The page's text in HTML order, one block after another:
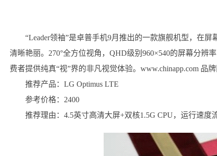
“Leader领袖”是卓普手机9月推出的一款旗舰机型，在
清晰艳丽。270°全方位视角，QHD级别960×540的屏幕分辨
费者提供纯真“视”界的非凡视觉体验。www.chinapp.com 品
推荐产品：LG Optimus LTE
参考价格：2400
推荐理由：4.5英寸高清大屏+双核1.5G CPU，运行速度